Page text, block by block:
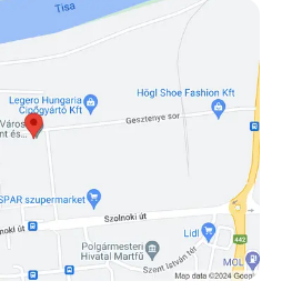
Az ország nem nézheti
halálát. Cselekedni
Azonnal elrendelik a
Tizenkét óra múlva
Szereplőinknek gyorsan kell
életükre hatással lehet.
együtt élni.
Vagy érdemes meghalni egy
a miénk? Végül lehet, hogy
a szobából sem jutnak ki.
Tamás, Molnár Áron,
Pallós Nelli Jelmeztervező:
Balassa Eszter Zene: Hunyadi